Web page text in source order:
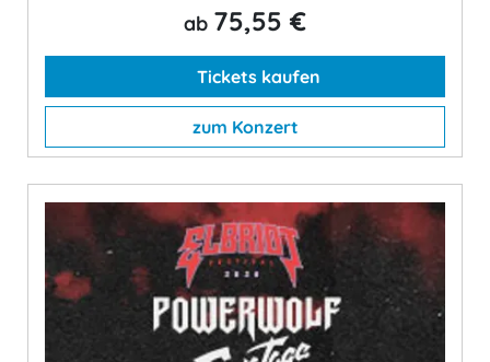
ab 75,55 €
Tickets kaufen
zum Konzert